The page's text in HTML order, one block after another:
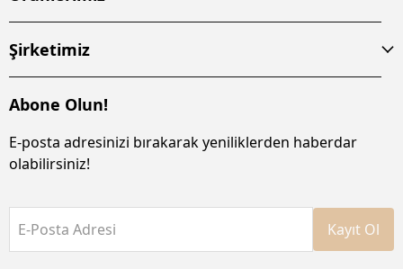
Şirketimiz
Abone Olun!
E-posta adresinizi bırakarak yeniliklerden haberdar
olabilirsiniz!
E-Posta Adresi Kayıt Ol